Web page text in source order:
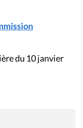
du 10 janvier